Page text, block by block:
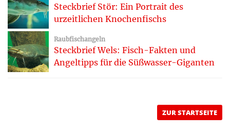
Steckbrief Stör: Ein Portrait des
urzeitlichen Knochenfischs
Raubfischangeln
Steckbrief Wels: Fisch-Fakten und
Angeltipps für die Süßwasser-Giganten
ZUR STARTSEITE